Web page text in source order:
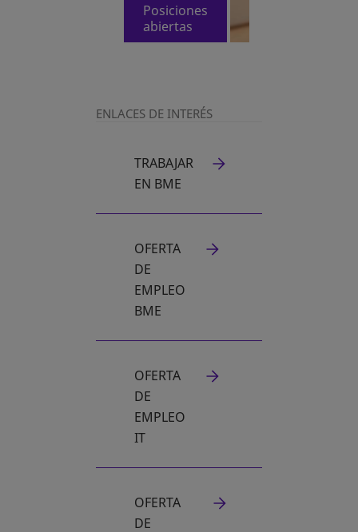
Posiciones
abiertasse abre en una pestaña nueva
ENLACES DE INTERÉS
TRABAJAR
EN BME
OFERTA
DE
EMPLEO
BME
OFERTA
DE
EMPLEO
IT
OFERTA
DE